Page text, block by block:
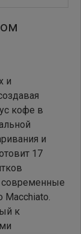
и
кофе в
и
17
современные
Macchiato.
к